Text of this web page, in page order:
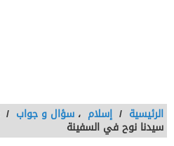
الرئيسية / إسلام ، سؤال و جواب /
سيدنا نوح في السفينة